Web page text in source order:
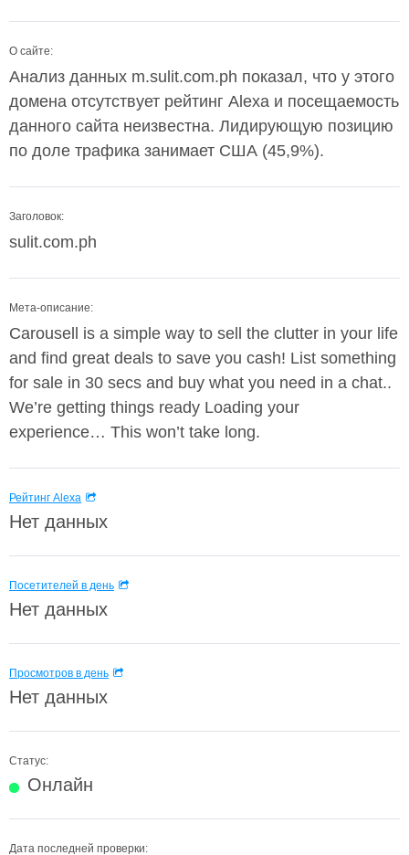
О сайте:
Анализ данных m.sulit.com.ph показал, что у этого
домена отсутствует рейтинг Alexa и посещаемость
данного сайта неизвестна. Лидирующую позицию
по доле трафика занимает США (45,9%).
Заголовок:
sulit.com.ph
Мета-описание:
Carousell is a simple way to sell the clutter in your life
and find great deals to save you cash! List something
for sale in 30 secs and buy what you need in a chat..
We’re getting things ready Loading your
experience… This won’t take long.
Рейтинг Alexa
Нет данных
Посетителей в день
Нет данных
Просмотров в день
Нет данных
Статус:
Онлайн
Дата последней проверки: